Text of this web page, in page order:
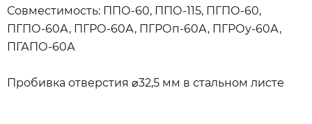
Совместимость: ППО-60, ППО-115, ПГПО-60,
ПГПО-60А, ПГРО-60А, ПГРОп-60А, ПГРОу-60А,
ПГАПО-60А
Пробивка отверстия ⌀32,5 мм в стальном листе